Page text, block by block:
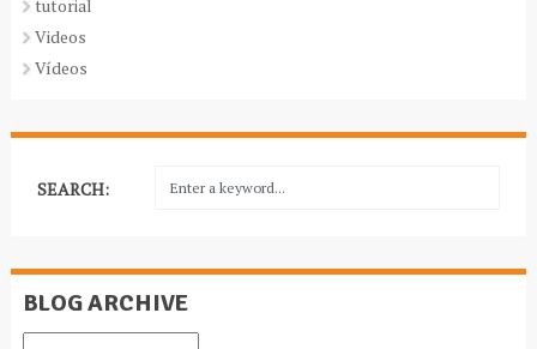
tutorial
Videos
Vídeos
SEARCH:
BLOG ARCHIVE